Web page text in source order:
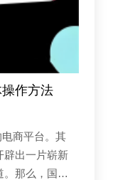
作方法
商平台。其
辟出一片崭新
。那么，国内